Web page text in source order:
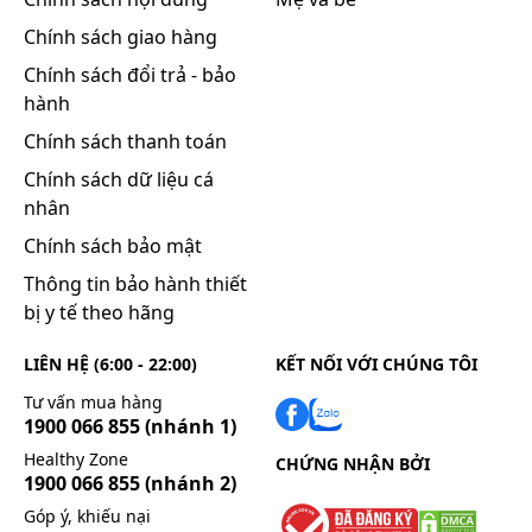
nhân.
Làm gì khi quên 1 liều?
Nếu bạn quên một liều thuốc, hãy dùng càng sớm
càng tốt. Tuy nhiên, nếu gần với liều kế tiếp, hãy bỏ
qua liều đã quên và dùng liều kế tiếp vào thời điểm
như kế hoạch. Lưu ý rằng không nên dùng gấp đôi
liều đã quy định.
Tác dụng phụ có thể gặp:
Các tác dụng không mong muốn (ADR) khi dùng
Tazoretin Gel 0.3% mà bạn có thể gặp:
Thường gặp, ADR >1/100
Da và mô mềm: Khô da, kích ứng da, cảm giác
nóng rát trên da, ban đỏ.
Ít gặp, 1/1000 < ADR < 1/100
Chính sách giao hàng
Chính sách đổi trả - bảo
hành
Chính sách thanh toán
Chính sách dữ liệu cá
nhân
Chính sách bảo mật
Thông tin bảo hành thiết
bị y tế theo hãng
LIÊN HỆ (6:00 - 22:00)
Tư vấn mua hàng
1900 066 855(nhánh 1)
Healthy Zone
1900 066 855(nhánh 2)
Góp ý, khiếu nại
KẾT NỐI VỚI CHÚNG TÔI
CHỨNG NHẬN BỞI